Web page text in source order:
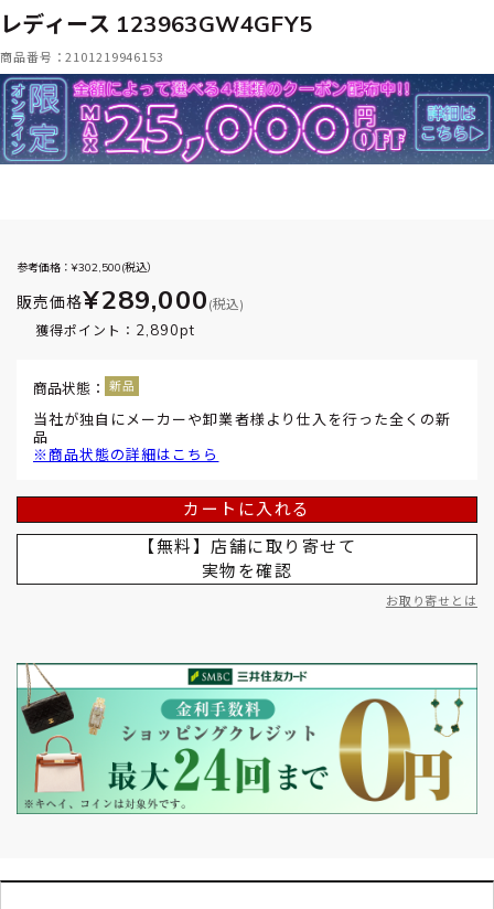
レディース 123963GW4GFY5
商品番号：2101219946153
参考価格：¥302,500(税込）
販売価格¥289,000 (税込)
獲得ポイント： 2,890pt
商品状態：
当社が独自にメーカーや卸業者様より仕入を行った全くの新
品
※商品状態の詳細はこちら
カートに入れる
【無料】店舗に取り寄せて
実物を確認
お取り寄せとは